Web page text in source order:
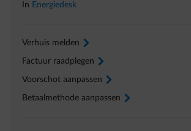
In Energiedesk
Verhuis melden arrow-right
Factuur raadplegen arrow-right
Voorschot aanpassen arrow-right
Betaalmethode aanpassen arrow-right